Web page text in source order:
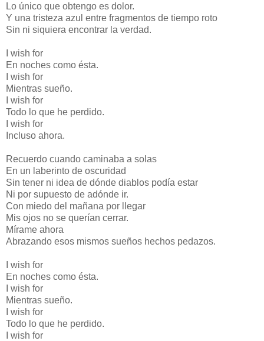
Lo único que obtengo es dolor.
Y una tristeza azul entre fragmentos de tiempo roto
Sin ni siquiera encontrar la verdad.
I wish for
En noches como ésta.
I wish for
Mientras sueño.
I wish for
Todo lo que he perdido.
I wish for
Incluso ahora.
Recuerdo cuando caminaba a solas
En un laberinto de oscuridad
Sin tener ni idea de dónde diablos podía estar
Ni por supuesto de adónde ir.
Con miedo del mañana por llegar
Mis ojos no se querían cerrar.
Mírame ahora
Abrazando esos mismos sueños hechos pedazos.
I wish for
En noches como ésta.
I wish for
Mientras sueño.
I wish for
Todo lo que he perdido.
I wish for